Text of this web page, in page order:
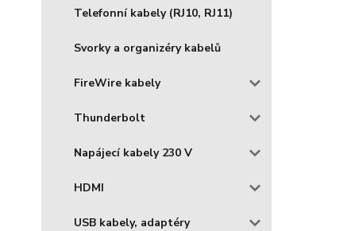
Telefonní kabely (RJ10, RJ11)
Svorky a organizéry kabelů
FireWire kabely
Thunderbolt
Napájecí kabely 230 V
HDMI
USB kabely, adaptéry